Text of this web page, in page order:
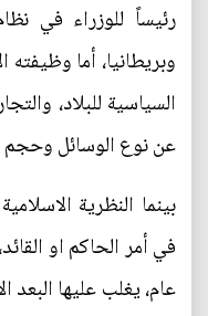
رئيساً للوزراء في
وبريطانيا، أما
السياسية للبلاد،
عن نوع الوسائل وحجم
بينما النظرية
في أمر الحاكم او
عام، يغلب عليها البعد